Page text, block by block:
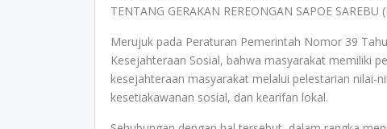
TENTANG GERAKAN REREONGAN SAPOE SAREBU
Merujuk pada Peraturan Pemerintah Nomor 39
Kesejahteraan Sosial, bahwa masyarakat memiliki
kesejahteraan masyarakat melalui pelestarian nilai-
kesetiakawanan sosial, dan kearifan lokal.